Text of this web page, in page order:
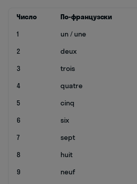
Число По-французски
1
un / une
2
deux
3
trois
4
quatre
5
cinq
6
six
7
sept
8
huit
9
neuf